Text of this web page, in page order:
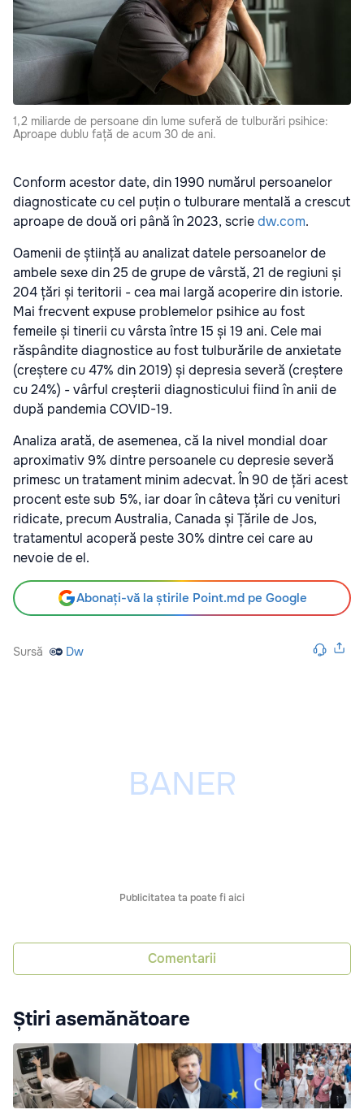
1,2 miliarde de persoane din lume suferă de tulburări psihice:
Aproape dublu față de acum 30 de ani.
Conform acestor date, din 1990 numărul persoanelor
diagnosticate cu cel puțin o tulburare mentală a crescut
aproape de două ori până în 2023, scriedw.com.
Oamenii de știință au analizat datele persoanelor de
ambele sexe din 25 de grupe de vârstă, 21 de regiuni și
204 țări și teritorii - cea mai largă acoperire din istorie.
Mai frecvent expuse problemelor psihice au fost
femeile și tinerii cu vârsta între 15 și 19 ani. Cele mai
răspândite diagnostice au fost tulburările de anxietate
(creștere cu 47% din 2019) și depresia severă (creștere
cu 24%) - vârful creșterii diagnosticului fiind în anii de
după pandemia COVID-19.
Analiza arată, de asemenea, că la nivel mondial doar
aproximativ 9% dintre persoanele cu depresie severă
primesc un tratament minim adecvat. În 90 de țări acest
procent este sub 5%, iar doar în câteva țări cu venituri
ridicate, precum Australia, Canada și Țările de Jos,
tratamentul acoperă peste 30% dintre cei care au
nevoie de el.
Abonați-vă la știrile Point.md pe Google
Sursă Dw
Publicitatea ta poate fi aici
Comentarii
Știri asemănătoare